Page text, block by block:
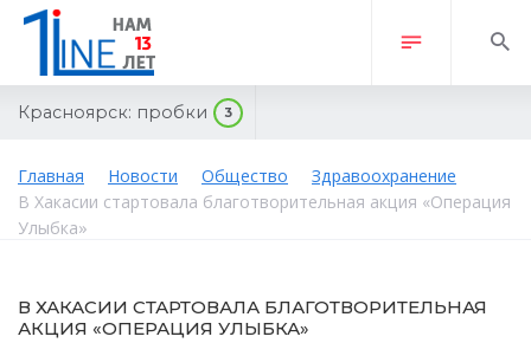
Красноярск: пробки 3
Главная Новости Общество
Здравоохранение
В Хакасии стартовала благотворительная акция «Операция
Улыбка»
В ХАКАСИИ СТАРТОВАЛА БЛАГОТВОРИТЕЛЬНАЯ
АКЦИЯ «ОПЕРАЦИЯ УЛЫБКА»